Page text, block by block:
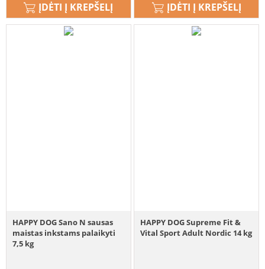
ĮDĖTI Į KREPŠELĮ ĮDĖTI Į KREPŠELĮ
HAPPY DOG Sano N sausas
maistas inkstams palaikyti
7,5 kg
HAPPY DOG Supreme Fit &
Vital Sport Adult Nordic 14 kg